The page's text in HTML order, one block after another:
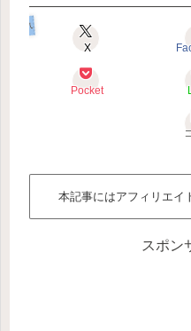
いえのキホン
X
Pocket
本記事にはアフィリエイ
スポン